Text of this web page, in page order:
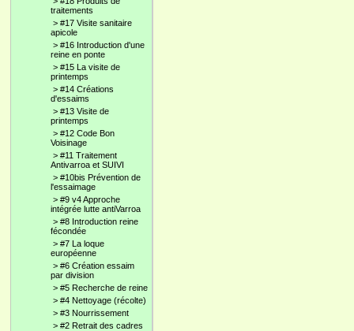
traitements
> #17 Visite sanitaire
apicole
> #16 Introduction d'une
reine en ponte
> #15 La visite de
printemps
> #14 Créations
d'essaims
> #13 Visite de
printemps
> #12 Code Bon
Voisinage
> #11 Traitement
Antivarroa et SUIVI
> #10bis Prévention de
l'essaimage
> #9 v4 Approche
intégrée lutte antiVarroa
> #8 Introduction reine
fécondée
> #7 La loque
européenne
> #6 Création essaim
par division
> #5 Recherche de reine
> #4 Nettoyage (récolte)
> #3 Nourrissement
> #2 Retrait des cadres